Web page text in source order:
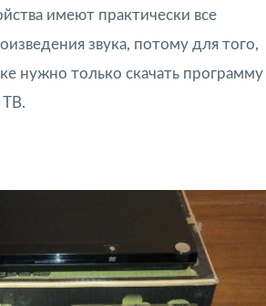
имеют практически все
звука, потому для того,
нужно только скачать программу
ТВ.